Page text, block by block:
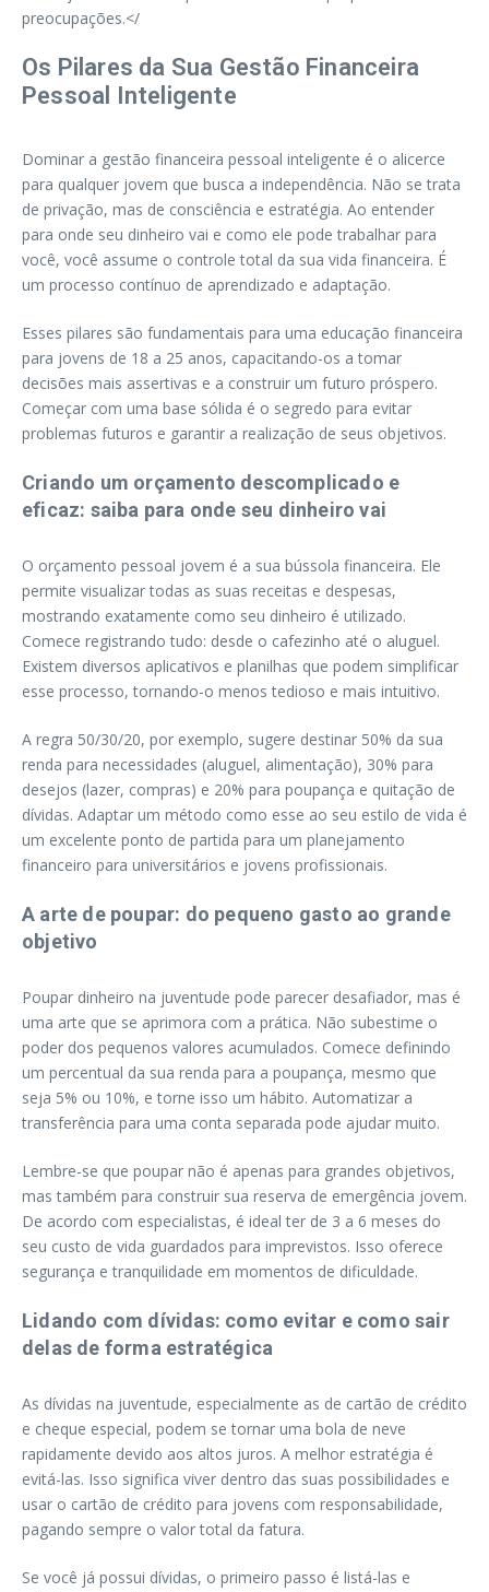
preocupações.</
Os Pilares da Sua Gestão Financeira
Pessoal Inteligente
Dominar a gestão financeira pessoal inteligente é o alicerce
para qualquer jovem que busca a independência. Não se trata
de privação, mas de consciência e estratégia. Ao entender
para onde seu dinheiro vai e como ele pode trabalhar para
você, você assume o controle total da sua vida financeira. É
um processo contínuo de aprendizado e adaptação.
Esses pilares são fundamentais para uma educação financeira
para jovens de 18 a 25 anos, capacitando-os a tomar
decisões mais assertivas e a construir um futuro próspero.
Começar com uma base sólida é o segredo para evitar
problemas futuros e garantir a realização de seus objetivos.
Criando um orçamento descomplicado e
eficaz: saiba para onde seu dinheiro vai
O orçamento pessoal jovem é a sua bússola financeira. Ele
permite visualizar todas as suas receitas e despesas,
mostrando exatamente como seu dinheiro é utilizado.
Comece registrando tudo: desde o cafezinho até o aluguel.
Existem diversos aplicativos e planilhas que podem simplificar
esse processo, tornando-o menos tedioso e mais intuitivo.
A regra 50/30/20, por exemplo, sugere destinar 50% da sua
renda para necessidades (aluguel, alimentação), 30% para
desejos (lazer, compras) e 20% para poupança e quitação de
dívidas. Adaptar um método como esse ao seu estilo de vida é
um excelente ponto de partida para um planejamento
financeiro para universitários e jovens profissionais.
A arte de poupar: do pequeno gasto ao grande
objetivo
Poupar dinheiro na juventude pode parecer desafiador, mas é
uma arte que se aprimora com a prática. Não subestime o
poder dos pequenos valores acumulados. Comece definindo
um percentual da sua renda para a poupança, mesmo que
seja 5% ou 10%, e torne isso um hábito. Automatizar a
transferência para uma conta separada pode ajudar muito.
Lembre-se que poupar não é apenas para grandes objetivos,
mas também para construir sua reserva de emergência jovem.
De acordo com especialistas, é ideal ter de 3 a 6 meses do
seu custo de vida guardados para imprevistos. Isso oferece
segurança e tranquilidade em momentos de dificuldade.
Lidando com dívidas: como evitar e como sair
delas de forma estratégica
As dívidas na juventude, especialmente as de cartão de crédito
e cheque especial, podem se tornar uma bola de neve
rapidamente devido aos altos juros. A melhor estratégia é
evitá-las. Isso significa viver dentro das suas possibilidades e
usar o cartão de crédito para jovens com responsabilidade,
pagando sempre o valor total da fatura.
Se você já possui dívidas, o primeiro passo é listá-las e